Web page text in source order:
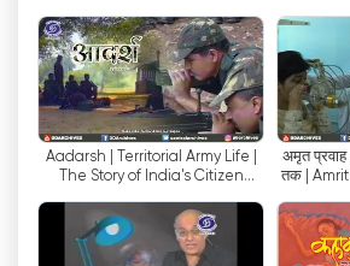
ในช่วงไม่กี่ปีที่ผ่านมา การเติบโตขอ
ดิจิทัลได้เปลี่ยนแปลงวิธีการที่ผู้คนบริ
สิ้นเชิง DD National จึงได้ปรับตัวให้
สถานการณ์ที่เปลี่ยนแปลงไปโดยการ
ถ่ายทอดสดช่องของตน ซึ่งช่วยให้ผู้ช
โทรทัศน์ออนไลน์ได้ ทำให้พวกเขาสา
แท็บเล็ต หรือคอมพิวเตอร์ได้อย่างยื
ริเริ่มนี้ไม่เพียงแต่ช่วยยกระดับประส
relationshi...
Aadarsh | Territorial Army Life |
The Story of India's Citizen
अमृत प्रवाह
तक | Amrit